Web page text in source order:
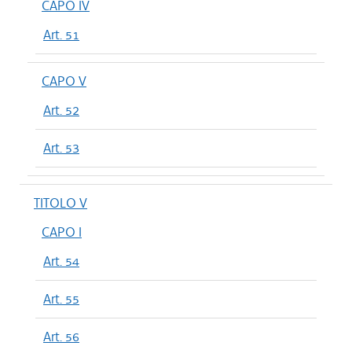
CAPO IV
Art. 51
CAPO V
Art. 52
Art. 53
TITOLO V
CAPO I
Art. 54
Art. 55
Art. 56